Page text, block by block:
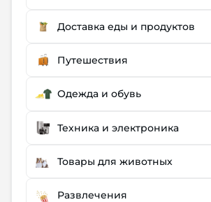
Доставка еды и продуктов
Путешествия
Одежда и обувь
Техника и электроника
Товары для животных
Развлечения